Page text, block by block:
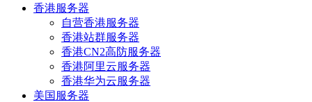
香港服务器
自营香港服务器
香港站群服务器
香港CN2高防服务器
香港阿里云服务器
香港华为云服务器
美国服务器